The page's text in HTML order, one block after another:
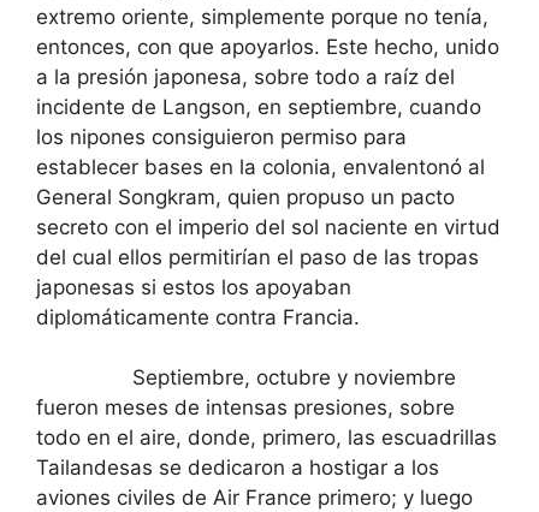
extremo oriente, simplemente porque no tenía,
entonces, con que apoyarlos. Este hecho, unido
a la presión japonesa, sobre todo a raíz del
incidente de Langson, en septiembre, cuando
los nipones consiguieron permiso para
establecer bases en la colonia, envalentonó al
General Songkram, quien propuso un pacto
secreto con el imperio del sol naciente en virtud
del cual ellos permitirían el paso de las tropas
japonesas si estos los apoyaban
diplomáticamente contra Francia.
Septiembre, octubre y noviembre
fueron meses de intensas presiones, sobre
todo en el aire, donde, primero, las escuadrillas
Tailandesas se dedicaron a hostigar a los
aviones civiles de Air France primero; y luego